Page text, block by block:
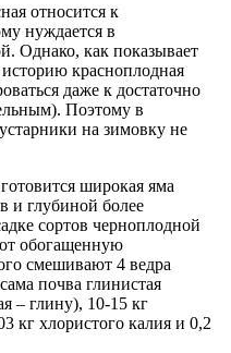
относится к
нуждается в
Однако, как показывает
красноплодная
даже к достаточно
Поэтому в
на зимовку не
широкая яма
и глубиной более
сортов черноплодной
обогащенную
смешивают 4 ведра
почва глинистая
– глину), 10-15 кг
кг хлористого калия и 0,2